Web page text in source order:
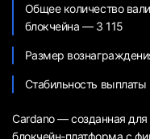
Общее количество
блокчейна — 3 115
Размер
Стабильность
Cardano — созданная
блокчейн-платформа с